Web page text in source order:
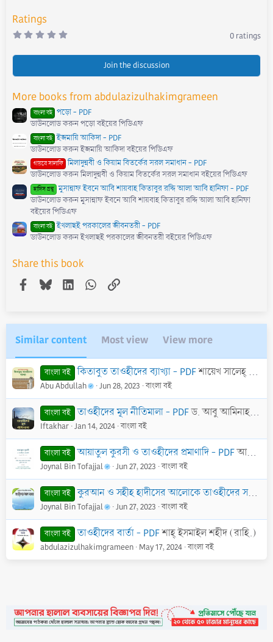
Ratings
0
0
(
)
0 ratings
Join the discussion
More books from abdulazizulhakimgrameen
বাংলা বই পড়ো - PDF
ডাউনলোড করুন পড়ো বইয়ের পিডিএফ
বাংলা বই ইজমায়ি আকিদা - PDF
ডাউনলোড করুন ইজমায়ি আকিদা বইয়ের পিডিএফ
গায়রে সালাফি মিলাদুন্নবী ও কিয়াম বিতর্কের সরল সমাধান - PDF
ডাউনলোড করুন মিলাদুন্নবী ও কিয়াম বিতর্কের সরল সমাধান বইয়ের পিডিএফ
হাদিস গ্রন্থ মুসান্নাফ ইবনে আবি শায়বাহ কিতাবুর রদ্দি আলা আবি হানিফা - PDF
ডাউনলোড করুন মুসান্নাফ ইবনে আবি শায়বাহ কিতাবুর রদ্দি আলা আবি হানিফা
বইয়ের পিডিএফ
বাংলা বই ইখলাছই পরকালের জীবনতরী - PDF
ডাউনলোড করুন ইখলাছই পরকালের জীবনতরী বইয়ের পিডিএফ
Share this book
Facebook
BlueskyLinkedInWhatsApp
Link
Similar content Most view View more
বাংলা বই কিতাবুত তাওহীদের ব্যাখ্যা - PDFশায়েখ সালেহ্ বিন আব্দুল আযীয আলে শায়েখ
Abu Abdullah Jun 28, 2023 বাংলা বই
বাংলা বই তাওহীদের মূল নীতিমালা - PDFড. আবু আমিনাহ বিলাল ফিলিপ্স
Iftakhar Jan 14, 2024 বাংলা বই
বাংলা বই আয়াতুল কুরসী ও তাওহীদের প্রমাণাদি - PDFআব্দুর রাযযাক ইবন আব্দুল মুহসিন আল-বদর
Joynal Bin Tofajjal Jun 27, 2023 বাংলা বই
বাংলা বই কুরআন ও সহীহ হাদীসের আলোকে তাওহীদের সরল ব্যাখ্যা - PDF
Joynal Bin Tofajjal Jun 27, 2023 বাংলা বই
বাংলা বই তাওহীদের বার্তা - PDFশাহ্ ইসমাইল শহীদ (রাহি.)
abdulazizulhakimgrameen May 17, 2024 বাংলা বই